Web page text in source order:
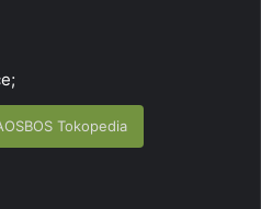
Tokopedia